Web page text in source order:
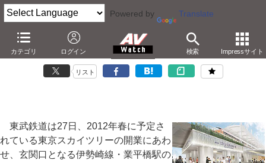
Powered by Translate
カテゴリ ログイン 検索 Impressサイト
業平橋駅が「とうきょうスカイツリー」駅に改称
－東武鉄道発表。関連施設の進捗状況も発表
リスト
東武鉄道は27日、2012年春に予定さ
れている東京スカイツリーの開業にあわ
せ、玄関口となる伊勢崎線・業平橋駅の